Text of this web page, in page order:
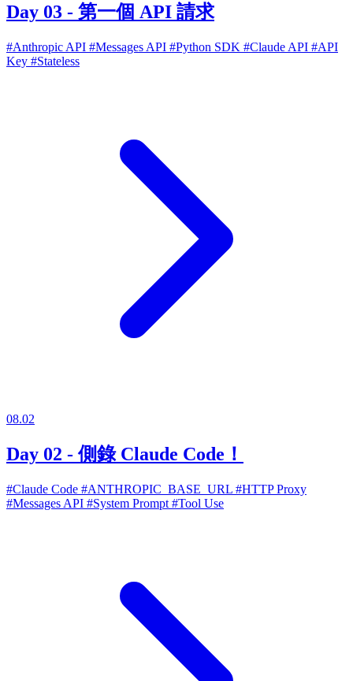
Day 03 - 第一個 API 請求
#Anthropic API #Messages API #Python SDK #Claude API #API
Key #Stateless
08.02
Day 02 - 側錄 Claude Code！
#Claude Code #ANTHROPIC_BASE_URL #HTTP Proxy
#Messages API #System Prompt #Tool Use